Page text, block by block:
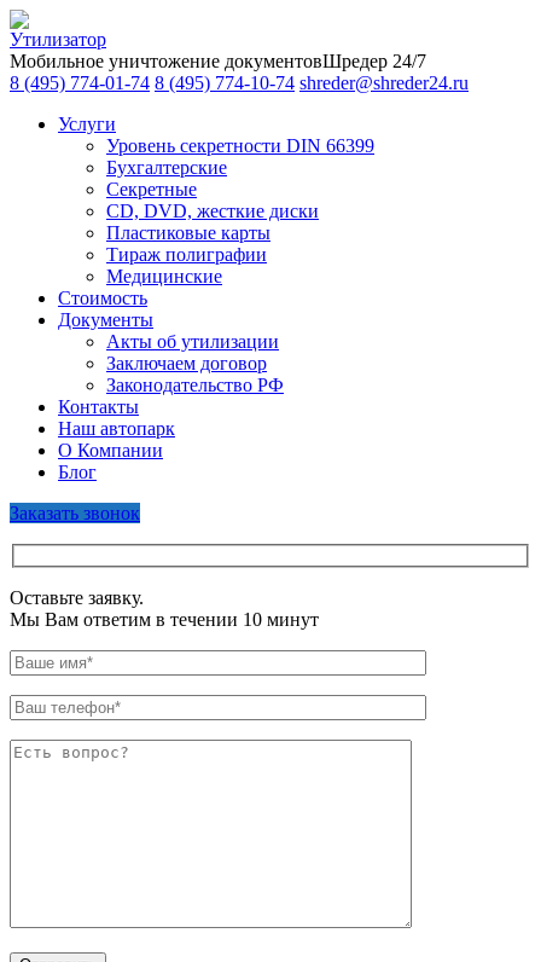
Мобильное уничтожение документовШредер 24/7
8 (495) 774-01-74 8 (495) 774-10-74 shreder@shreder24.ru
Услуги
Уровень секретности DIN 66399
Бухгалтерские
Секретные
CD, DVD, жесткие диски
Пластиковые карты
Тираж полиграфии
Медицинские
Стоимость
Документы
Акты об утилизации
Заключаем договор
Законодательство РФ
Контакты
Наш автопарк
О Компании
Блог
Заказать звонок
Оставьте заявку.
Мы Вам ответим в течении 10 минут